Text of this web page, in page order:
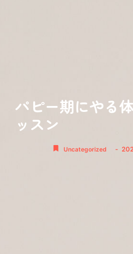
パピー期にやる
ッスン
Uncategorized -